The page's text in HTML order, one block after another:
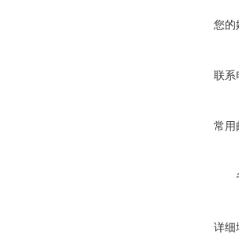
您的
联系
常用
详细